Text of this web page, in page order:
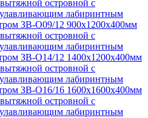
островной с
лабиринтным
ЗВ-О09/12 900х1200х400мм
островной с
лабиринтным
ЗВ-О14/12 1400х1200х400мм
островной с
лабиринтным
ЗВ-О16/16 1600х1600х400мм
островной с
лабиринтным